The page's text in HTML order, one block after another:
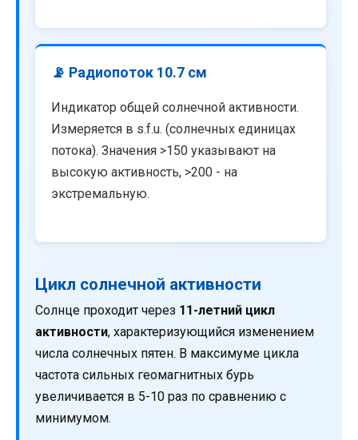
📡 Радиопоток 10.7 см
Индикатор общей солнечной активности.
Измеряется в s.f.u. (солнечных единицах
потока). Значения >150 указывают на
высокую активность, >200 - на
экстремальную.
Цикл солнечной активности
Солнце проходит через 11-летний цикл
активности, характеризующийся изменением
числа солнечных пятен. В максимуме цикла
частота сильных геомагнитных бурь
увеличивается в 5-10 раз по сравнению с
минимумом.